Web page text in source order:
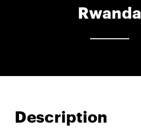
Rwanda
Description